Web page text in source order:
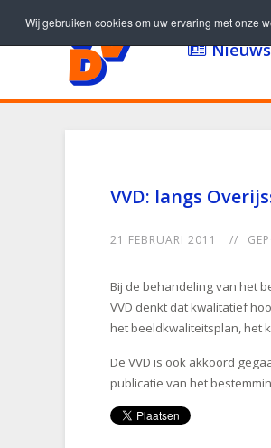
Nieuws
VVD: langs
21 FEBRUARI 2011
Bij de behandeling van het
VVD denkt dat kwalitatief
het beeldkwaliteitsplan, het
De VVD is ook akkoord
publicatie van het
Wij gebruiken cookies om uw ervaring met onze